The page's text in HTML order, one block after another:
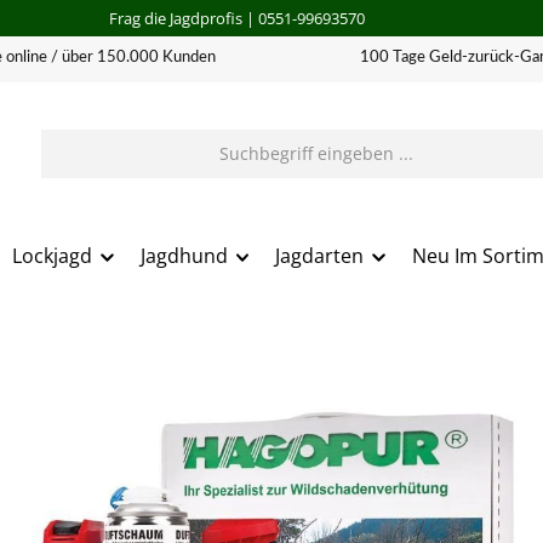
Frag die Jagdprofis| 0551-99693570
online / über 150.000 Kunden 100 Tage Geld-zurück-
Lockjagd Jagdhund Jagdarten Neu Im